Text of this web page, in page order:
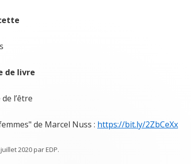
de livre
l’être
de Marcel Nuss : https://bit.ly/2ZbCeXx
2020parEDP.